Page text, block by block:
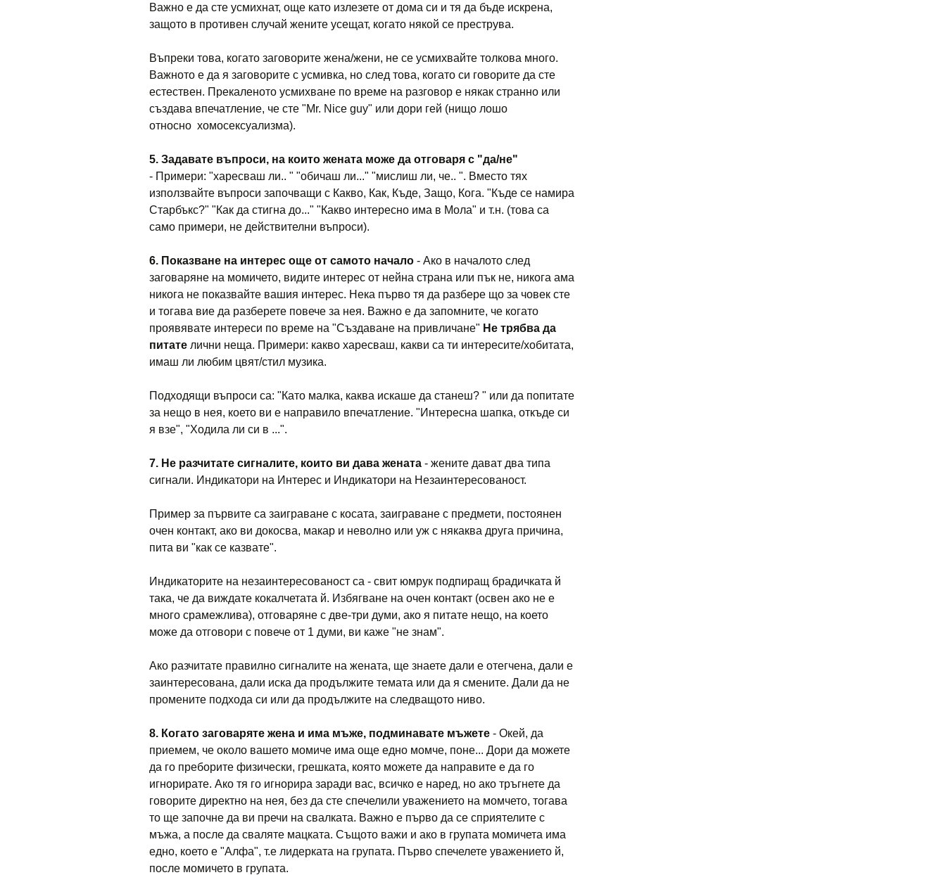
Важно е да сте усмихнат, още като излезете от дома си и тя да бъде искрена,
защото в противен случай жените усещат, когато някой се преструва.
Въпреки това, когато заговорите жена/жени, не се усмихвайте толкова много.
Важното е да я заговорите с усмивка, но след това, когато си говорите да сте
естествен. Прекаленото усмихване по време на разговор е някак странно или
създава впечатление, че сте "Mr. Nice guy" или дори гей (нищо лошо
относно хомосексуализма).
5. Задавате въпроси, на които жената може да отговаря с "да/не"
- Примери: "харесваш ли.. " "обичаш ли..." "мислиш ли, че.. ". Вместо тях
използвайте въпроси започващи с Какво, Как, Къде, Защо, Кога. "Къде се намира
Старбъкс?" "Как да стигна до..." "Какво интересно има в Мола" и т.н. (това са
само примери, не действителни въпроси).
6. Показване на интерес още от самото начало - Ако в началото след
заговаряне на момичето, видите интерес от нейна страна или пък не, никога ама
никога не показвайте вашия интерес. Нека първо тя да разбере що за човек сте
и тогава вие да разберете повече за нея. Важно е да запомните, че когато
проявявате интереси по време на "Създаване на привличане" Не трябва да
питате лични неща. Примери: какво харесваш, какви са ти интересите/хобитата,
имаш ли любим цвят/стил музика.
Подходящи въпроси са: "Като малка, каква искаше да станеш? " или да попитате
за нещо в нея, което ви е направило впечатление. "Интересна шапка, откъде си
я взе", "Ходила ли си в ...".
7. Не разчитате сигналите, които ви дава жената - жените дават два типа
сигнали. Индикатори на Интерес и Индикатори на Незаинтересованост.
Пример за първите са заиграване с косата, заиграване с предмети, постоянен
очен контакт, ако ви докосва, макар и неволно или уж с някаква друга причина,
пита ви "как се казвате".
Индикаторите на незаинтересованост са - свит юмрук подпиращ брадичката й
така, че да виждате кокалчетата й. Избягване на очен контакт (освен ако не е
много срамежлива), отговаряне с две-три думи, ако я питате нещо, на което
може да отговори с повече от 1 думи, ви каже "не знам".
Ако разчитате правилно сигналите на жената, ще знаете дали е отегчена, дали е
заинтересована, дали иска да продължите темата или да я смените. Дали да не
промените подхода си или да продължите на следващото ниво.
8. Когато заговаряте жена и има мъже, подминавате мъжете - Окей, да
приемем, че около вашето момиче има още едно момче, поне... Дори да можете
да го преборите физически, грешката, която можете да направите е да го
игнорирате. Ако тя го игнорира заради вас, всичко е наред, но ако тръгнете да
говорите директно на нея, без да сте спечелили уважението на момчето, тогава
то ще започне да ви пречи на свалката. Важно е първо да се сприятелите с
мъжа, а после да сваляте мацката. Същото важи и ако в групата момичета има
едно, което е "Алфа", т.е лидерката на групата. Първо спечелете уважението й,
после момичето в групата.